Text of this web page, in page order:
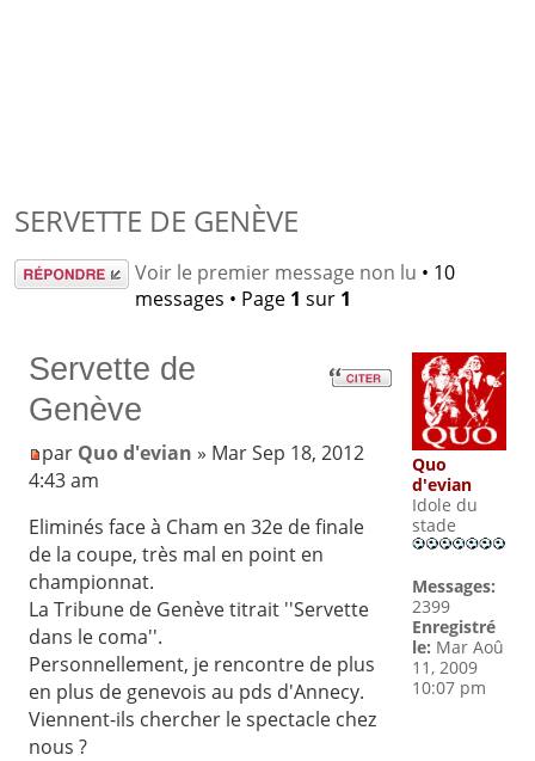
SERVETTE DE GENÈVE
Répondre Voir le premier message non lu • 10
messages • Page 1 sur 1
Servette de
Genève
par Quo d'evian » Mar Sep 18, 2012
4:43 am
Eliminés face à Cham en 32e de finale
de la coupe, très mal en point en
championnat.
La Tribune de Genève titrait ''Servette
dans le coma''.
Personnellement, je rencontre de plus
en plus de genevois au pds d'Annecy.
Viennent-ils chercher le spectacle chez
nous ?
Quo
d'evian
Idole du
stade
Messages:
2399
Enregistré
le: Mar Aoû
11, 2009
10:07 pm